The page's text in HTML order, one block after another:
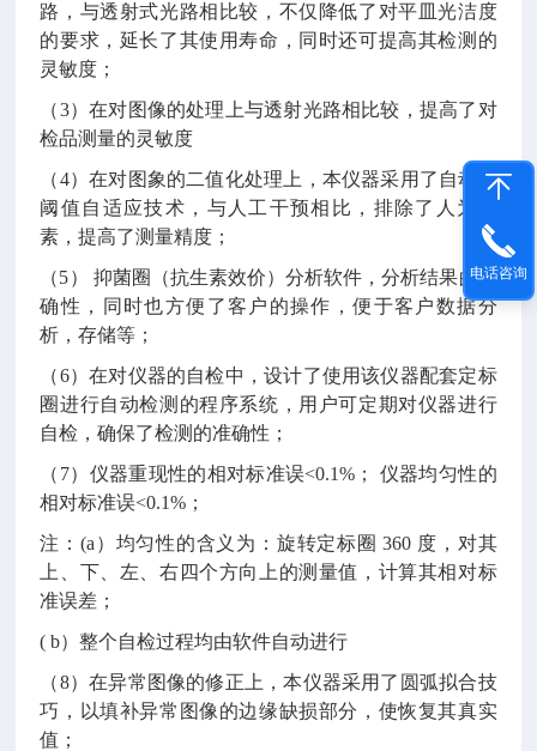
路，与透射式光路相比较，不仅降低了对平皿光洁度
的要求，延长了其使用寿命，同时还可提高其检测的
灵敏度；
（3）在对图像的处理上与透射光路相比较，提高了对
检品测量的灵敏度
（4）在对图象的二值化处理上，本仪器采用了自动的
阈值自适应技术，与人工干预相比，排除了人为因
素，提高了测量精度；
（5） 抑菌圈（抗生素效价）分析软件，分析结果的准
确性，同时也方便了客户的操作，便于客户数据分
析，存储等；
（6）在对仪器的自检中，设计了使用该仪器配套定标
圈进行自动检测的程序系统，用户可定期对仪器进行
自检，确保了检测的准确性；
（ 7）仪器重现性的相对标准误<0.1%； 仪器均匀性的
相对标准误<0.1%；
注： (a）均匀性的含义为：旋转定标圈 360 度，对其
上、下、左、右四个方向上的测量值，计算其相对标
准误差；
( b）整个自检过程均由软件自动进行
（8）在异常图像的修正上，本仪器采用了圆弧拟合技
巧，以填补异常图像的边缘缺损部分，使恢复其真实
值；
电话咨询